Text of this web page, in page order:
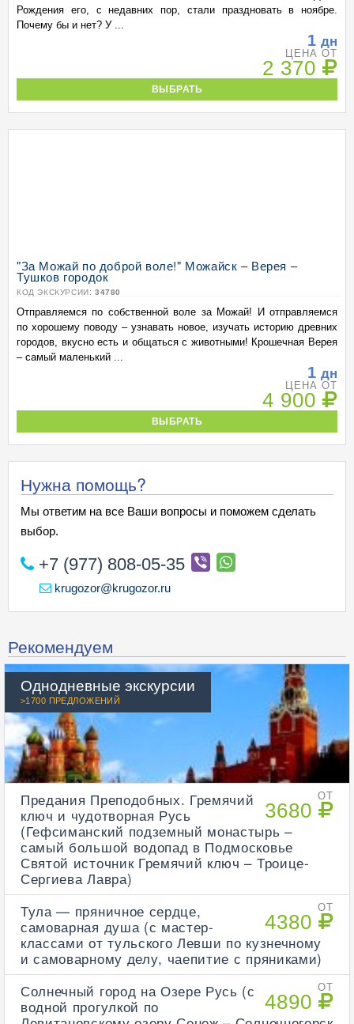
Рождения его, с недавних пор, стали праздновать в ноябре.
Почему бы и нет? У ...
1 дн
ЦЕНА ОТ
2 370
ВЫБРАТЬ
"За Можай по доброй воле!" Можайск – Верея –
Тушков городок
КОД ЭКСКУРСИИ: 34780
Отправляемся по собственной воле за Можай! И отправляемся
по хорошему поводу – узнавать новое, изучать историю древних
городов, вкусно есть и общаться с животными! Крошечная Верея
– самый маленький ...
1 дн
ЦЕНА ОТ
4 900
ВЫБРАТЬ
Нужна помощь?
Мы ответим на все Ваши вопросы и поможем сделать
выбор.
+7 (977) 808-05-35
krugozor@krugozor.ru
Рекомендуем
Однодневные экскурсии
>1700 ПРЕДЛОЖЕНИЙ
ОТ
3680
Предания Преподобных. Гремячий
ключ и чудотворная Русь
(Гефсиманский подземный монастырь –
самый большой водопад в Подмосковье
Святой источник Гремячий ключ – Троице-
Сергиева Лавра)
ОТ
4380
Тула — пряничное сердце,
самоварная душа (с мастер-
классами от тульского Левши по кузнечному
и самоварному делу, чаепитие с пряниками)
ОТ
4890
Солнечный город на Озере Русь (с
водной прогулкой по